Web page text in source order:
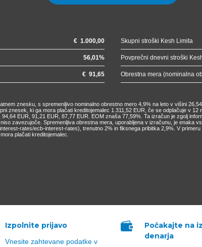
€ 1.000,00 Skupni stroški Kesh Limita
56,01% Povprečni dnevni stroški
€ 91,65 Obrestna mera (nominalna
znesku, s spremenljivo nominalno obrestno mero 4,9% na leto v višini
znesek, ki ga mora plačati kreditojemalec 1.311,52 EUR, če se odplačuje v 12
EUR, 91,21 EUR, 87,77 EUR. EOM znaša 77,59%. Ta izračun je zgolj
zavezujoče. Spremenljiva obrestna mera, uporabljena v izračunu, je enaka
rates/ecb-interest-rates), trenutno 2% in fiksnega pribitka 2,9%. V
plačati kreditojemalec.
Izpolnite prijavo
Vnesite zahtevane podatke v

Počakajte na
denarja